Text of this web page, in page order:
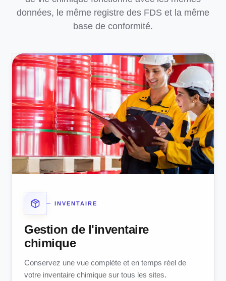
données, le même registre des FDS et la même
base de conformité.
INVENTAIRE
Gestion de l'inventaire
chimique
Conservez une vue complète et en temps réel de
votre inventaire chimique sur tous les sites.